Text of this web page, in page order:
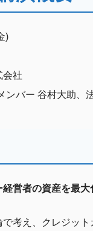
)
会社
ンバー 谷村大助、
営者の資産を最
考え、クレジッ